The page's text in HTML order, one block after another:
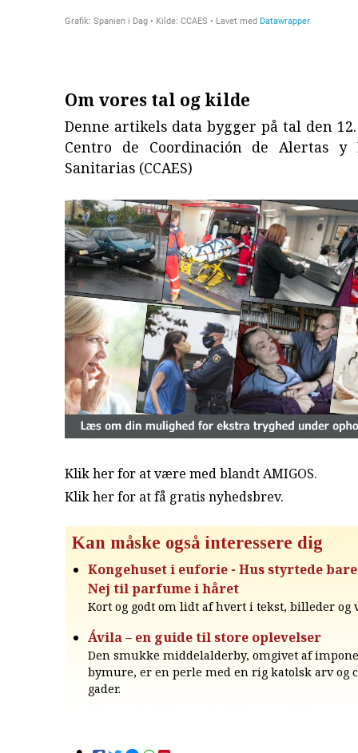
Om vores tal og kilde
Denne artikels data bygger på tal den
Centro de Coordinación de Alertas y
Sanitarias (CCAES)
Klik her for at være med blandt AMIGOS.
Klik her for at få gratis nyhedsbrev.
Kan måske også interessere dig
Kongehuset i euforie - Hus styrtede
Nej til parfume i håret
Kort og godt om lidt af hvert i tekst, billeder og
Ávila – en guide til store oplevelser
Den smukke middelalderby, omgivet af
bymure, er en perle med en rig katolsk arv og
gader.